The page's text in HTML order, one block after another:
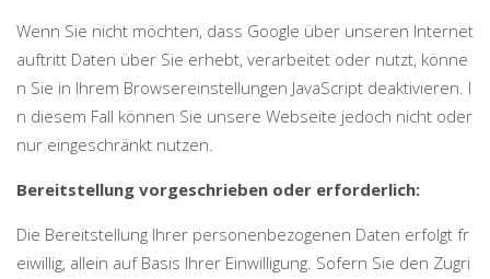
Wenn Sie nicht möchten, dass Google über unseren Internet
auftritt Daten über Sie erhebt, verarbeitet oder nutzt, könne
n Sie in Ihrem Browsereinstellungen JavaScript deaktivieren. I
n diesem Fall können Sie unsere Webseite jedoch nicht oder
nur eingeschränkt nutzen.
Bereitstellung vorgeschrieben oder erforderlich:
Die Bereitstellung Ihrer personenbezogenen Daten erfolgt fr
eiwillig, allein auf Basis Ihrer Einwilligung. Sofern Sie den Zugri